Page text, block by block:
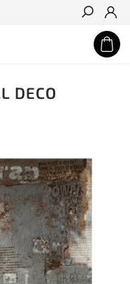
Hledat
DECO